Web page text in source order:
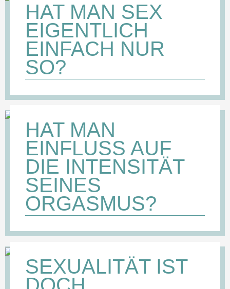
HAT MAN SEX
EIGENTLICH
EINFACH NUR
SO?
HAT MAN
EINFLUSS AUF
DIE INTENSITÄT
SEINES
ORGASMUS?
SEXUALITÄT IST